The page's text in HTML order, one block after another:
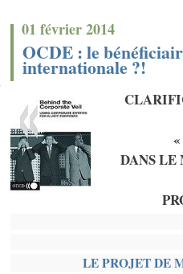
01 février 2014
OCDE : le
internationale ?!
DANS
LE PROJET DE